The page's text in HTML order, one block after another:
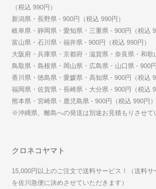
（税込 990円）
新潟県・長野県 - 900円（税込 990円）
岐阜県・静岡県・愛知県・三重県 - 900円（税込
富山県・石川県・福井県 - 900円（税込 990円）
大阪府・兵庫県・京都府・滋賀県・奈良県・和歌
鳥取県・島根県・岡山県・広島県・山口県 - 900
香川県・徳島県・愛媛県・高知県 - 900円（税込
福岡県・佐賀県・長崎県・大分県 - 900円（税込
熊本県・宮崎県・鹿児島県 - 900円（税込 990円）
※沖縄県、離島への発送は別途お見積もりさせて
クロネコヤマト
15,000円以上のご注文で送料サービス！（送料
を佐川急便に決めさせていただきます）